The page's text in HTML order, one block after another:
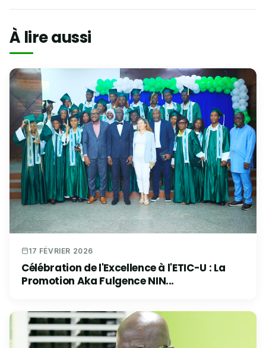
À lire aussi
17 FÉVRIER 2026
Célébration de l'Excellence à l'ETIC-U : La
Promotion Aka Fulgence NIN...